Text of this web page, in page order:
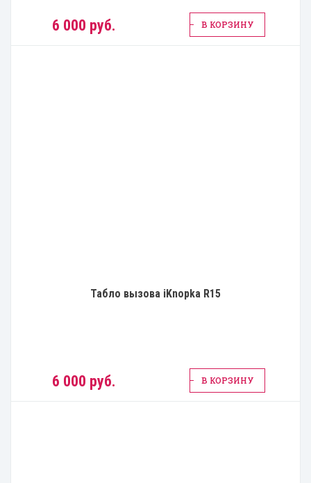
6 000 руб. В КОРЗИНУ
Табло вызова iKnopka R15
6 000 руб. В КОРЗИНУ